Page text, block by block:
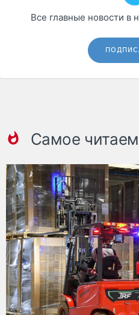
Все главные новости в
Самое